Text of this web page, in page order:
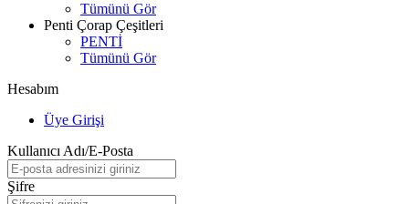
Tümünü Gör
Penti Çorap Çeşitleri
PENTİ
Tümünü Gör
Hesabım
Üye Girişi
Kullanıcı Adı/E-Posta
Şifre